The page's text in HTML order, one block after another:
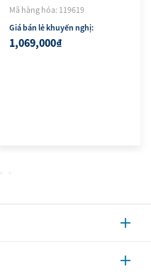
Mã hàng hóa: 119619
Giá bán lẻ khuyến nghị:
1,069,000₫